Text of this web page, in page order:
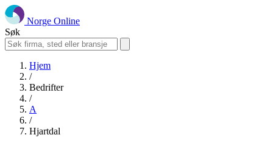
Norge Online
Søk
Hjem
/
Bedrifter
/
A
/
Hjartdal